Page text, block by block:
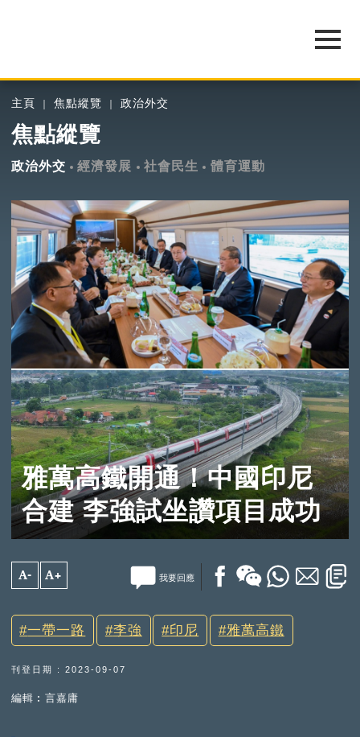
主頁 焦點縱覽 政治外交
焦點縱覽
政治外交 經濟發展 社會民生 體育運動
雅萬高鐵開通！中國印尼
合建 李強試坐讚項目成功
A- A+ 我要回應
一帶一路 李強 印尼 雅萬高鐵
刊登日期 : 2023-09-07
編輯︰言嘉庸